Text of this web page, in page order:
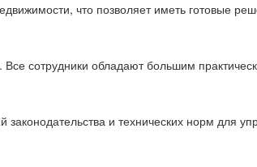
что позволяет иметь готовые
сотрудники обладают большим
и технических норм для